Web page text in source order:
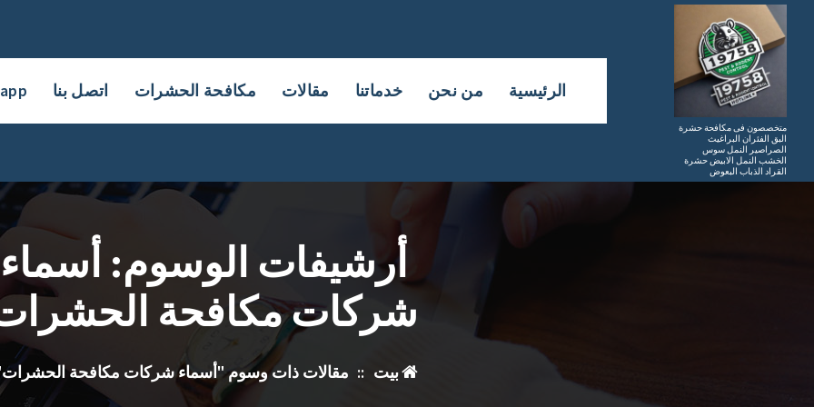
التجاوز
المحتوى
متخصصون فى مكافحة حشرة
البق الفئران البراغيث
الصراصير النمل سوس
الخشب النمل الابيض حشرة
القراد الذباب البعوض
الرئيسية من نحن خدماتنا مقالات مكافحة الحشرات اتصل بنا
أرشيفات الوسوم: أسماء
شركات مكافحة
بيت :: مقالات ذات وسوم "أسماء شركات مكافحة